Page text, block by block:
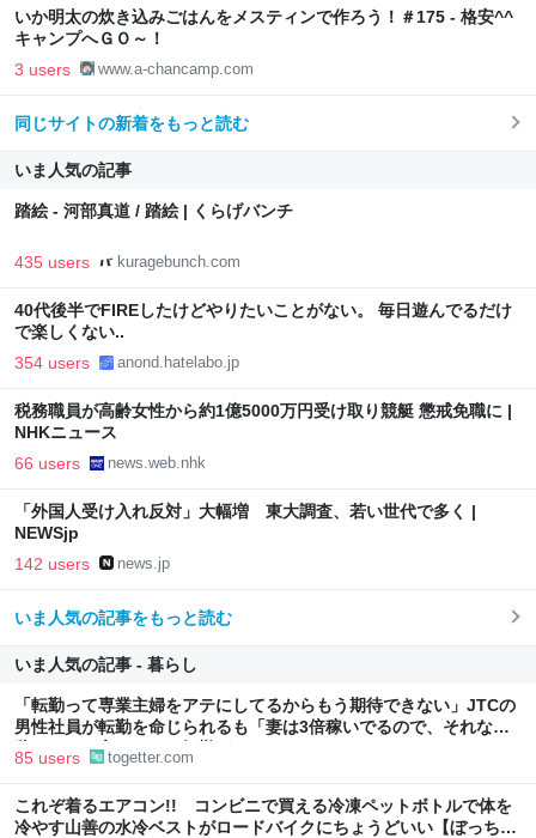
いか明太の炊き込みごはんをメスティンで作ろう！＃175 - 格安^^
キャンプへＧＯ～！
3 users www.a-chancamp.com
同じサイトの新着をもっと読む
いま人気の記事
踏絵 - 河部真道 / 踏絵 | くらげバンチ
435 users kuragebunch.com
40代後半でFIREしたけどやりたいことがない。 毎日遊んでるだけ
で楽しくない..
354 users anond.hatelabo.jp
税務職員が高齢女性から約1億5000万円受け取り競艇 懲戒免職に |
NHKニュース
66 users news.web.nhk
「外国人受け入れ反対」大幅増 東大調査、若い世代で多く |
NEWSjp
142 users news.jp
いま人気の記事をもっと読む
いま人気の記事 - 暮らし
「転勤って専業主婦をアテにしてるからもう期待できない」JTCの
男性社員が転勤を命じられるも「妻は3倍稼いでるので、それなら
辞める」と言ったら、転勤がなくなった
85 users togetter.com
これぞ着るエアコン!! コンビニで買える冷凍ペットボトルで体を
冷やす山善の水冷ベストがロードバイクにちょうどいい【ぼっち・